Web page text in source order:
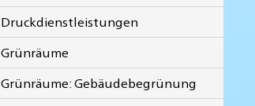
Druckdienstleistungen
Grünräume
Grünräume: Gebäudebegrünung